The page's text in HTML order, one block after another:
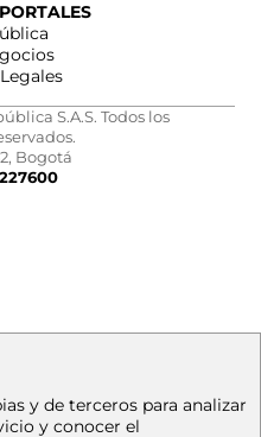
S.A.S. Todos los
Bogotá
y de terceros para analizar
y conocer el